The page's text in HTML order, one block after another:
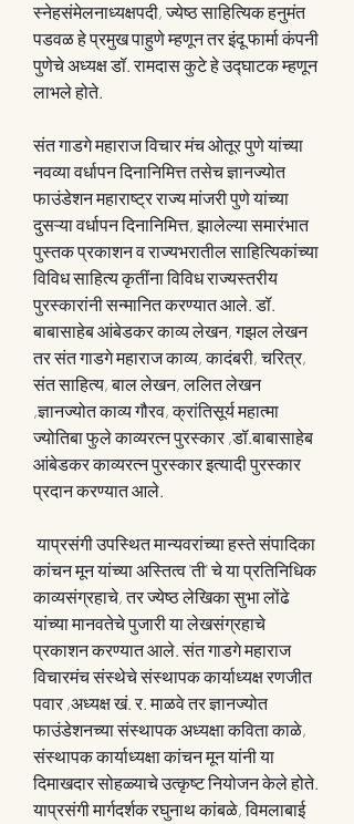
स्नेहसंमेलनाध्यक्षपदी, ज्येष्ठ साहित्यिक हनुमंत
पडवळ हे प्रमुख पाहुणे म्हणून तर इंदू फार्मा कंपनी
पुणेचे अध्यक्ष डॉ. रामदास कुटे हे उद्घाटक म्हणून
लाभले होते.
संत गाडगे महाराज विचार मंच ओतूर पुणे यांच्या
नवव्या वर्धापन दिनानिमित्त तसेच ज्ञानज्योत
फाउंडेशन महाराष्ट्र राज्य मांजरी पुणे यांच्या
दुसऱ्या वर्धापन दिनानिमित्त, झालेल्या समारंभात
पुस्तक प्रकाशन व राज्यभरातील साहित्यिकांच्या
विविध साहित्य कृतींना विविध राज्यस्तरीय
पुरस्कारांनी सन्मानित करण्यात आले. डॉ.
बाबासाहेब आंबेडकर काव्य लेखन, गझल लेखन
तर संत गाडगे महाराज काव्य, कादंबरी, चरित्र,
संत साहित्य, बाल लेखन, ललित लेखन
,ज्ञानज्योत काव्य गौरव, क्रांतिसूर्य महात्मा
ज्योतिबा फुले काव्यरत्न पुरस्कार ,डॉ.बाबासाहेब
आंबेडकर काव्यरत्न पुरस्कार इत्यादी पुरस्कार
प्रदान करण्यात आले.
याप्रसंगी उपस्थित मान्यवरांच्या हस्ते संपादिका
कांचन मून यांच्या अस्तित्व 'ती' चे या प्रतिनिधिक
काव्यसंग्रहाचे, तर ज्येष्ठ लेखिका सुभा लोंढे
यांच्या मानवतेचे पुजारी या लेखसंग्रहाचे
प्रकाशन करण्यात आले. संत गाडगे महाराज
विचारमंच संस्थेचे संस्थापक कार्याध्यक्ष रणजीत
पवार ,अध्यक्ष खं. र. माळवे तर ज्ञानज्योत
फाउंडेशनच्या संस्थापक अध्यक्षा कविता काळे,
संस्थापक कार्याध्यक्षा कांचन मून यांनी या
दिमाखदार सोहळ्याचे उत्कृष्ट नियोजन केले होते.
याप्रसंगी मार्गदर्शक रघुनाथ कांबळे, विमलाबाई